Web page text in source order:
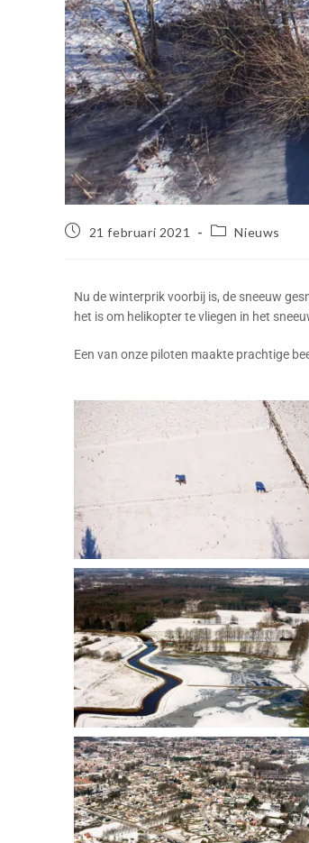
21 februari 2021 Nieuws
Nu de winterprik voorbij is, de sneeuw
het is om helikopter te vliegen in het
Een van onze piloten maakte prachtige